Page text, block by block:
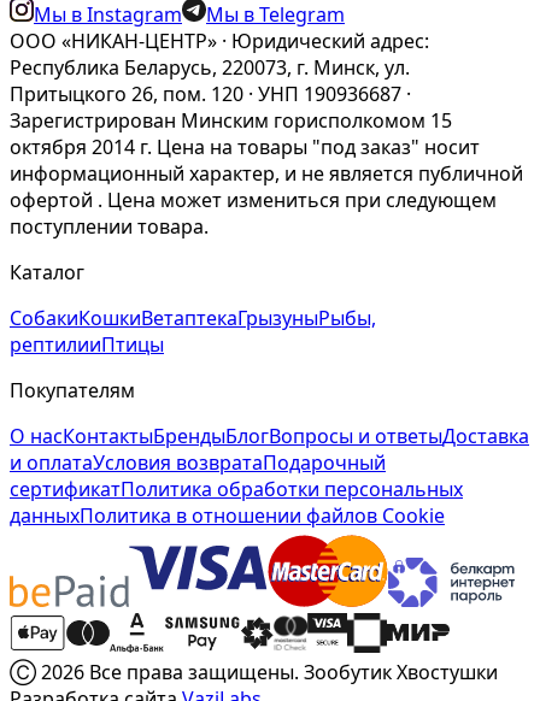
Мы в Instagram
Мы в Telegram
ООО «НИКАН-ЦЕНТР» · Юридический адрес:
Республика Беларусь, 220073, г. Минск, ул.
Притыцкого 26, пом. 120 · УНП 190936687 ·
Зарегистрирован Минским горисполкомом 15
октября 2014 г. Цена на товары "под заказ" носит
информационный характер, и не является публичной
офертой . Цена может измениться при следующем
поступлении товара.
Каталог
СобакиКошкиВетаптекаГрызуныРыбы,
рептилииПтицы
Покупателям
О насКонтактыБрендыБлогВопросы и ответыДоставка
и оплатаУсловия возвратаПодарочный
сертификатПолитика обработки персональных
данныхПолитика в отношении файлов Cookie
Ⓒ 2026 Все права защищены. Зообутик Хвостушки